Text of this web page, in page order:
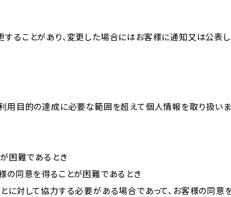
ることがあり、変更した場合にはお客様に通知又は公表し
用目的の達成に必要な範囲を超えて個人情報を取り扱いま
困難であるとき
の同意を得ることが困難であるとき
対して協力する必要がある場合であって、お客様の同意